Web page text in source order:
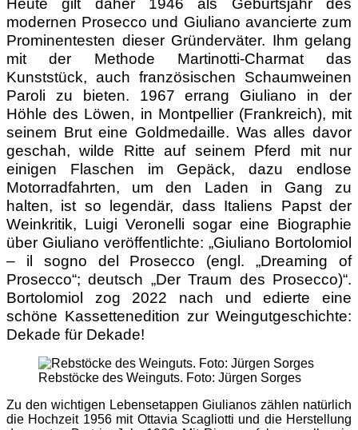
modernen Prosecco und Giuliano avancierte zum
Prominentesten dieser Gründerväter. Ihm gelang
mit der Methode Martinotti-Charmat das
Kunststück, auch französischen Schaumweinen
Paroli zu bieten. 1967 errang Giuliano in der
Höhle des Löwen, in Montpellier (Frankreich), mit
seinem Brut eine Goldmedaille. Was alles davor
geschah, wilde Ritte auf seinem Pferd mit nur
einigen Flaschen im Gepäck, dazu endlose
Motorradfahrten, um den Laden in Gang zu
halten, ist so legendär, dass Italiens Papst der
Weinkritik, Luigi Veronelli sogar eine Biographie
über Giuliano veröffentlichte: „Giuliano Bortolomiol
– il sogno del Prosecco (engl. „Dreaming of
Prosecco“; deutsch „Der Traum des Prosecco)“.
Bortolomiol zog 2022 nach und edierte eine
schöne Kassettenedition zur Weingutgeschichte:
Dekade für Dekade!
Rebstöcke des Weinguts. Foto: Jürgen Sorges
Zu den wichtigen Lebensetappen Giulianos zählen natürlich
die Hochzeit 1956 mit Ottavia Scagliotti und die Herstellung